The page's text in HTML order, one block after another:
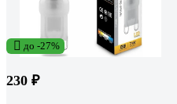
до -27%
230 ₽